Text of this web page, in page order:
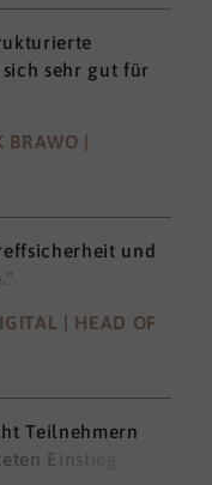
sehr gut für
BRAWO |
und
| HEAD OF
Teilnehmern
Einstieg."